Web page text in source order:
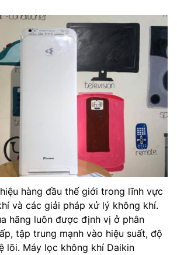
hàng đầu thế giới trong lĩnh vực
và các giải pháp xử lý không khí.
hãng luôn được định vị ở phân
tập trung mạnh vào hiệu suất, độ
lõi. Máy lọc không khí Daikin